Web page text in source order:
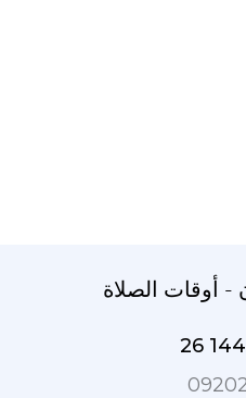
- أوقات الصلاة